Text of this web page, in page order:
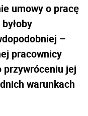
umowy o pracę
–
pracownicy
przywróceniu jej
warunkach